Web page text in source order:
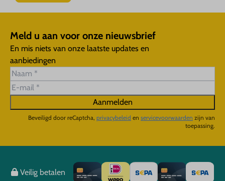
Meld u aan voor onze nieuwsbrief
En mis niets van onze laatste updates en
aanbiedingen
Aanmelden
Beveiligd door reCaptcha, privacybeleid en servicevoorwaarden zijn van
toepassing.
Veilig betalen